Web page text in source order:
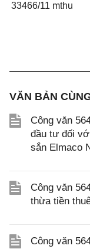
33466/11 mthu
VĂN BẢN
Công văn
đầu tư đối
sắn Elmaco
Công văn
thừa tiền
Công văn